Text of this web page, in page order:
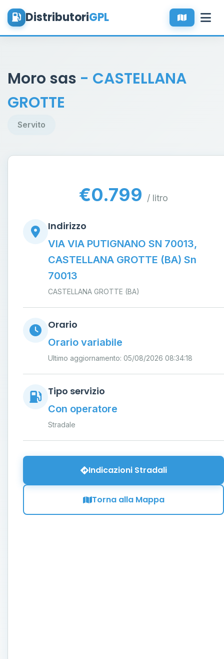
DistributoriGPL
Moro sas - CASTELLANA
GROTTE
Servito
€0.799 / litro
Indirizzo
VIA VIA PUTIGNANO SN 70013,
CASTELLANA GROTTE (BA) Sn
70013
CASTELLANA GROTTE (BA)
Orario
Orario variabile
Ultimo aggiornamento: 05/08/2026 08:34:18
Tipo servizio
Con operatore
Stradale
Indicazioni Stradali
Torna alla Mappa